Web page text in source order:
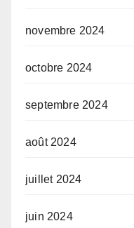
novembre 2024
octobre 2024
septembre 2024
août 2024
juillet 2024
juin 2024